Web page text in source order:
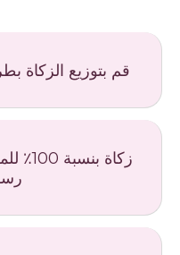
قم بتوزيع الزكاة
زكاة